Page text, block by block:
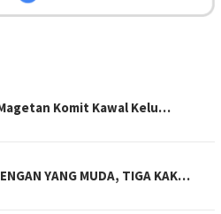
Magetan Komit Kawal Kelu…
YANG MUDA, TIGA KAK…